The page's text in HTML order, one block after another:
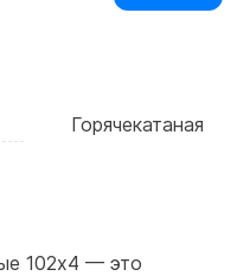
Горячекатаная
102x4 — это